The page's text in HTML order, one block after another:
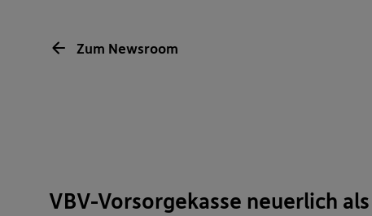
Zum Newsroom
VBV-Vorsorgekasse neuerlich